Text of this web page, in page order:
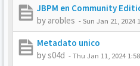
JBPM en Community
by arobles -Sun Jan 21, 2024
Metadato unico
bys04d -Thu Jan 11, 2024